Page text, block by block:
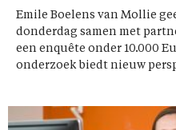
Emile Boelens van Mollie
donderdag samen met
een enquête onder 10.000
onderzoek biedt nieuw